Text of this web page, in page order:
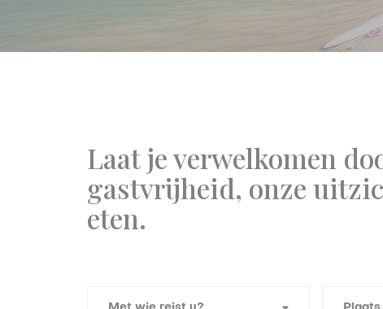
Laat je verwelkomen
gastvrijheid, onze
eten.